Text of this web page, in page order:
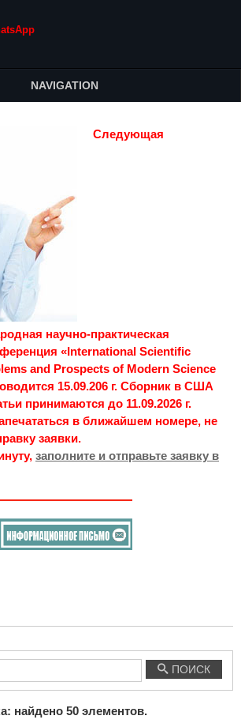
NAVIGATION
Следующая
научно-практическая
«International Scientific
and Prospects of Modern Science
15.09.206 г. Сборник в США
принимаются до 11.09.2026 г.
в ближайшем номере, не
заявки.
заполните и отправьте заявку в
ПОИСК
найдено 50 элементов.